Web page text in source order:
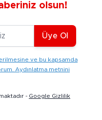
olsun!
posta Adresiniz
Üye Ol
ve bu kapsamda
Aydınlatma metnini
- Google Gizlilik